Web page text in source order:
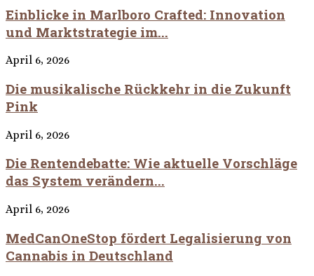
Einblicke in Marlboro Crafted: Innovation
und Marktstrategie im...
April 6, 2026
Die musikalische Rückkehr in die Zukunft
Pink
April 6, 2026
Die Rentendebatte: Wie aktuelle Vorschläge
das System verändern...
April 6, 2026
MedCanOneStop fördert Legalisierung von
Cannabis in Deutschland